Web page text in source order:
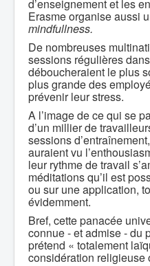
d’enseignement et les
Erasme organise aussi
mindfullness.
De nombreuses
sessions régulières
déboucheraient le plus
plus grande des
prévenir leur stress.
A l’image de ce qui se
d’un millier de
sessions
auraient vu
leur rythme de travail
méditations qu’il est
ou sur une application,
évidemment.
Bref, cette panacée
connue - et admise - du
prétend « totalement
considération religieuse